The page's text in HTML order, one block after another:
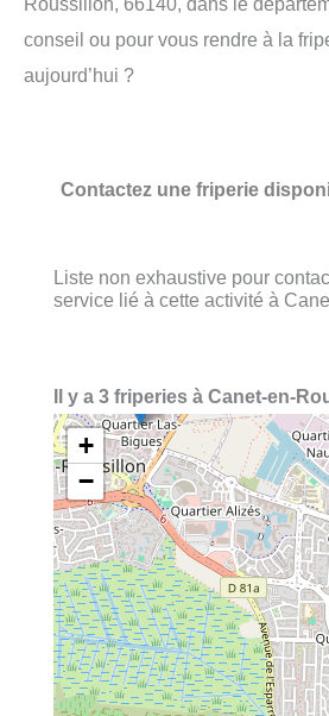
conseil ou pour vous rendre à la
aujourd’hui ?
Contactez une friperie
Liste non exhaustive pour
service lié à cette activité à
Il y a 3 friperies à Canet-en-
+
−